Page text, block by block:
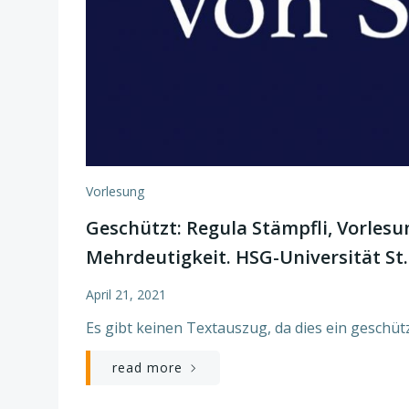
Vorlesung
Geschützt: Regula Stämpfli,
Mehrdeutigkeit. HSG-Universität
April 21, 2021
Es gibt keinen Textauszug, da dies ein
read more